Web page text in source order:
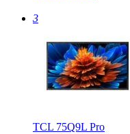
3
TCL 75Q9L Pro